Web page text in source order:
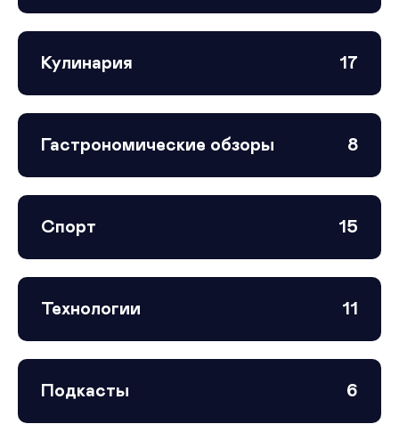
Кулинария 17
Гастрономические обзоры 8
Спорт 15
Технологии 11
Подкасты 6